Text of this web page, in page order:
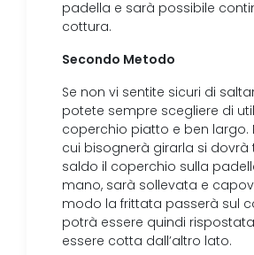
padella e sarà possibile
cottura.
Secondo Metodo
Se non vi sentite sicuri di
potete sempre scegliere di
coperchio piatto e ben largo.
cui bisognerà girarla si dovrà
saldo il coperchio sulla
mano, sarà sollevata e
modo la frittata passerà sul
potrà essere quindi
essere cotta dall’altro lato.